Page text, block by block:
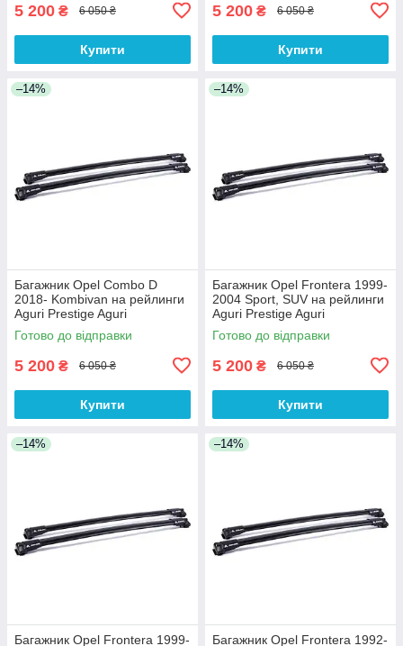
5 200 ₴ 6 050 ₴
Купити
5 200 ₴ 6 050 ₴
Купити
–14%
Багажник Opel Combo D
2018- Kombivan на рейлинги
Aguri Prestige Aguri
Готово до відправки
5 200 ₴ 6 050 ₴
Купити
–14%
Багажник Opel Frontera 1999-
2004 Sport, SUV на рейлинги
Aguri Prestige Aguri
Готово до відправки
5 200 ₴ 6 050 ₴
Купити
–14%
Багажник Opel Frontera 1999-
–14%
Багажник Opel Frontera 1992-